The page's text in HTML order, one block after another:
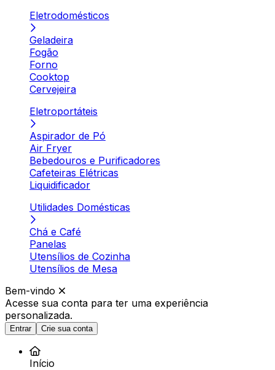
Eletrodomésticos
Geladeira
Fogão
Forno
Cooktop
Cervejeira
Eletroportáteis
Aspirador de Pó
Air Fryer
Bebedouros e Purificadores
Cafeteiras Elétricas
Liquidificador
Utilidades Domésticas
Chá e Café
Panelas
Utensílios de Cozinha
Utensílios de Mesa
Bem-vindo
Acesse sua conta para ter uma experiência
personalizada.
Entrar Crie sua conta
Início